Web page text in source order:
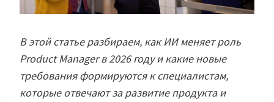
В этой статье разбираем, как ИИ меняет роль
Product Manager в 2026 году и какие новые
требования формируются к специалистам,
которые отвечают за развитие продукта и